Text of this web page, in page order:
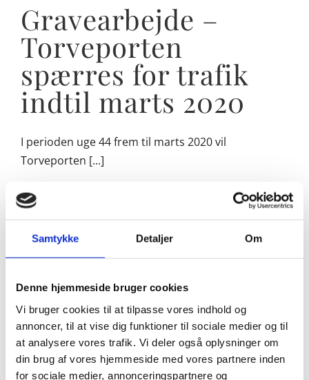
Samtykke Detaljer Om
Denne hjemmeside bruger cookies
Vi bruger cookies til at tilpasse vores indhold og
annoncer, til at vise dig funktioner til sociale medier og til
at analysere vores trafik. Vi deler også oplysninger om
din brug af vores hjemmeside med vores partnere inden
for sociale medier, annonceringspartnere og
Gravearbejde –
Torveporten
spærres for trafik
indtil marts 2020
I perioden uge 44 frem til marts 2020 vil
Torveporten [...]
24/10/2019
Læs mere
H.K.H. Prinsesse
Benedikte indviede
kollegiehus for